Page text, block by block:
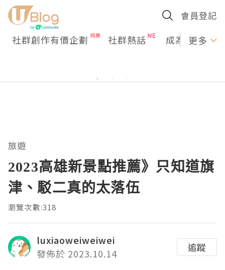
會員登記
社群創作有價企劃 社群熱話 成為U更多
旅遊
2023高雄新景點推薦》只知道旗
津、駁二真的太落伍
瀏覽次數:318
luxiaoweiweiwei
發佈於 2023.10.14
追蹤